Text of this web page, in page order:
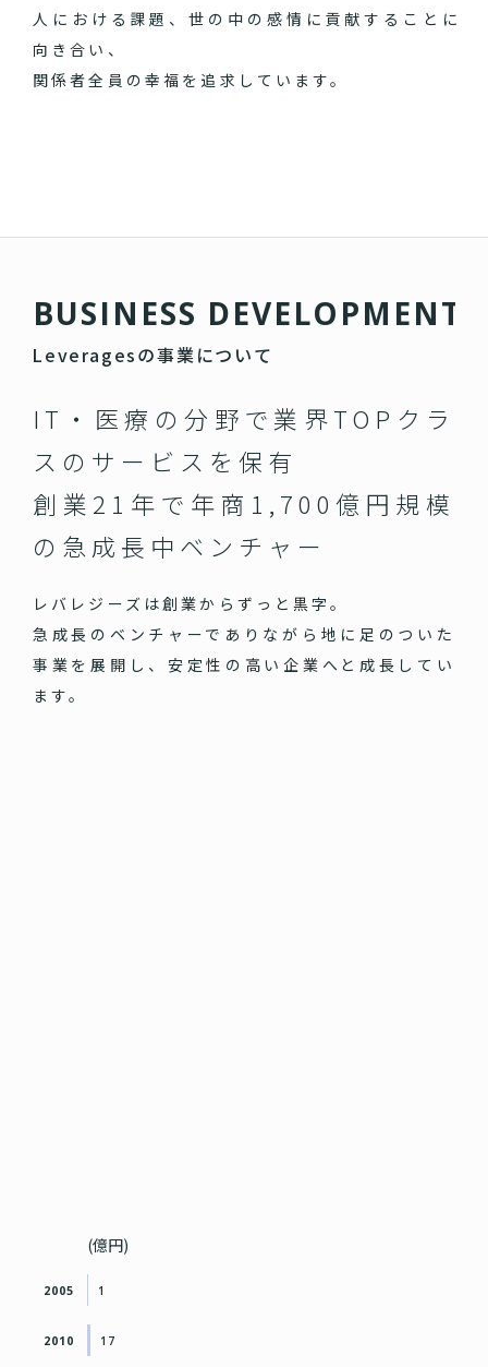
人における課題、世の中の感情に貢献することに
向き合い、
関係者全員の幸福を追求しています。
BUSIN ESS DEVELOPM ENT
Leveragesの事業について
IT・医療の分野で業界TOPクラ
スのサービスを保有
創業21年で年商1,700億円規模
の急成長中ベンチャー
レバレジーズは創業からずっと黒字。
急成長のベンチャーでありながら地に足のついた
事業を展開し、安定性の高い企業へと成長してい
ます。
(億円)
1
2005
17
2010